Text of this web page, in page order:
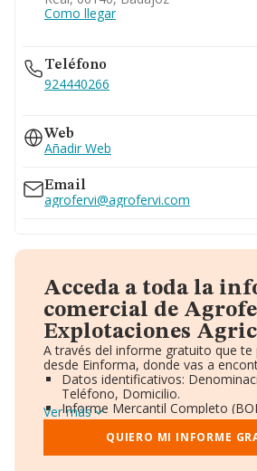
Como llegar
Teléfono
924440266
651...
Ver teléfono 651...
Web
Añadir Web
Email
agrofervi@agrofervi.com
Acceda a toda la
comercial de
Explotaciones
A través del informe gratuito que
desde Einforma, donde vas a
Datos identificativos:
Teléfono, Domicilio.
Informe Mercantil Completo
Gráficos de Evolución Ventas y
Consejo de Administración y
Directivos y Ejecutivos.
Ver más
QUIERO MI INFORME